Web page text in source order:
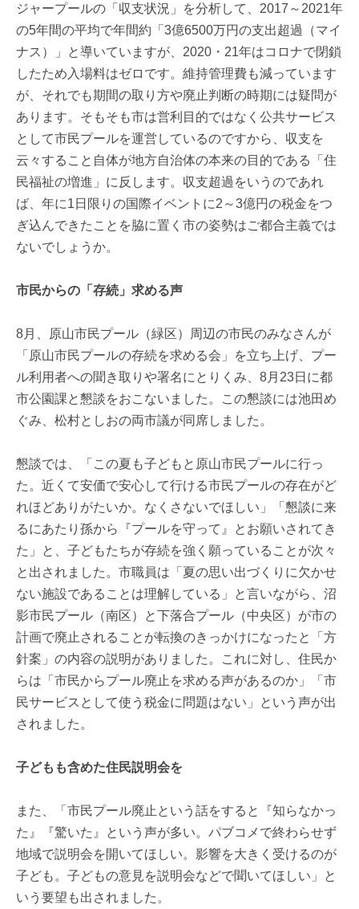
ジャープールの「収支状況」を分析して、2017～2021年
の5年間の平均で年間約「3億6500万円の支出超過（マイ
ナス）」と導いていますが、2020・21年はコロナで閉鎖
したため入場料はゼロです。維持管理費も減っています
が、それでも期間の取り方や廃止判断の時期には疑問が
あります。そもそも市は営利目的ではなく公共サービス
として市民プールを運営しているのですから、収支を
云々すること自体が地方自治体の本来の目的である「住
民福祉の増進」に反します。収支超過をいうのであれ
ば、年に1日限りの国際イベントに2～3億円の税金をつ
ぎ込んできたことを脇に置く市の姿勢はご都合主義では
ないでしょうか。
市民からの「存続」求める声
8月、原山市民プール（緑区）周辺の市民のみなさんが
「原山市民プールの存続を求める会」を立ち上げ、プー
ル利用者への聞き取りや署名にとりくみ、8月23日に都
市公園課と懇談をおこないました。この懇談には池田め
ぐみ、松村としおの両市議が同席しました。
懇談では、「この夏も子どもと原山市民プールに行っ
た。近くて安価で安心して行ける市民プールの存在がど
れほどありがたいか。なくさないでほしい」「懇談に来
るにあたり孫から『プールを守って』とお願いされてき
た」と、子どもたちが存続を強く願っていることが次々
と出されました。市職員は「夏の思い出づくりに欠かせ
ない施設であることは理解している」と言いながら、沼
影市民プール（南区）と下落合プール（中央区）が市の
計画で廃止されることが転換のきっかけになったと「方
針案」の内容の説明がありました。これに対し、住民か
らは「市民からプール廃止を求める声があるのか」「市
民サービスとして使う税金に問題はない」という声が出
されました。
子どもも含めた住民説明会を
また、「市民プール廃止という話をすると『知らなかっ
た』『驚いた』という声が多い。パブコメで終わらせず
地域で説明会を開いてほしい。影響を大きく受けるのが
子ども。子どもの意見を説明会などで聞いてほしい」と
いう要望も出されました。